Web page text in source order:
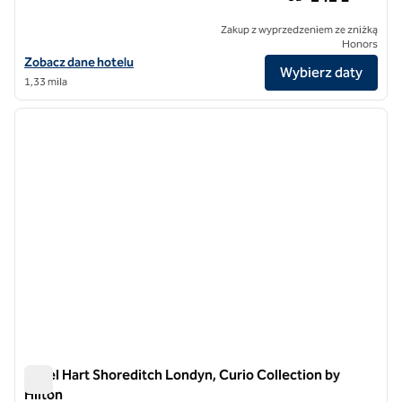
Zobacz szczegóły hotelu The Waldorf Hilton w Londynie
Zobacz dane hotelu
1,33 mila
Zakup z wyprzedzeniem ze zniżką
Honors
Wybierz daty
1/12
1 z 12
Hotel Hart Shoreditch Londyn, Curio Collection by
Hilton